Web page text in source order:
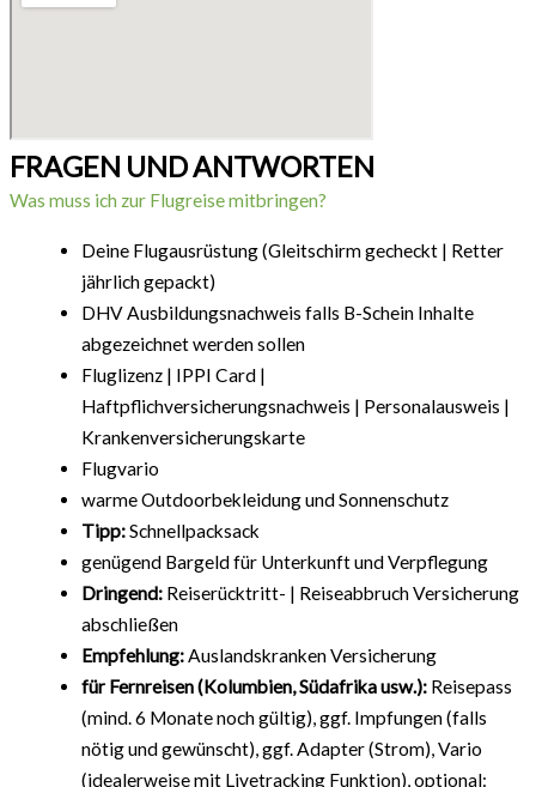
FRAGEN UND ANTWORTEN
Was muss ich zur Flugreise mitbringen?
Deine Flugausrüstung (Gleitschirm gecheckt | Retter
jährlich gepackt)
DHV Ausbildungsnachweis falls B-Schein Inhalte
abgezeichnet werden sollen
Fluglizenz | IPPI Card |
Haftpflichversicherungsnachweis | Personalausweis |
Krankenversicherungskarte
Flugvario
warme Outdoorbekleidung und Sonnenschutz
Tipp:Schnellpacksack
genügend Bargeld für Unterkunft und Verpflegung
Dringend: Reiserücktritt- | Reiseabbruch Versicherung
abschließen
Empfehlung: Auslandskranken Versicherung
für Fernreisen (Kolumbien, Südafrika usw.): Reisepass
(mind. 6 Monate noch gültig), ggf. Impfungen (falls
nötig und gewünscht), ggf. Adapter (Strom), Vario
(idealerweise mit Livetracking Funktion), optional: